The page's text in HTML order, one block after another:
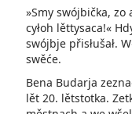
»Smy swójbička,
cyłoh lěttysaca!«
swójbje přisłušał.
swěće.
Bena Budarja
lět 20. lětstotka.